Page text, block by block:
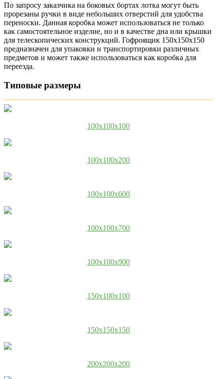
По запросу заказчика на боковых бортах лотка могут быть
прорезаны ручки в виде небольших отверстий для удобства
переноски. Данная коробка может использоваться не только
как самостоятельное изделие, но и в качестве дна или крышки
для телескопических конструкций. Гофроящик 150х150х150
предназначен для упаковки и транспортировки различных
предметов и может также использоваться как коробка для
переезда.
Типовые размеры
100x100x100
100x100x200
100x100x600
100x100x700
100x100x900
150x100x100
150x150x150
200x200x200